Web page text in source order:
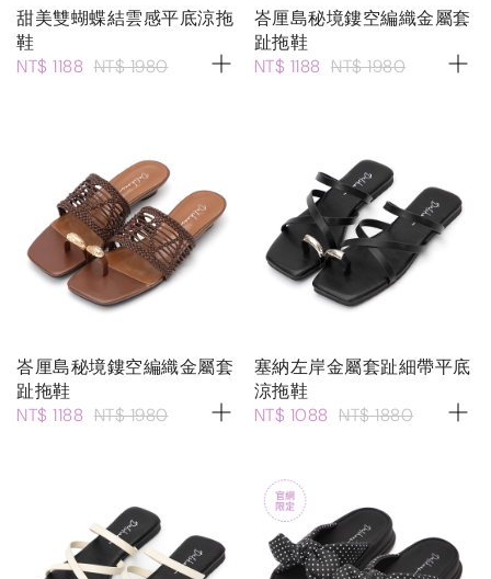
甜美雙蝴蝶結雲感平底涼拖
鞋
NT$ 1188 NT$ 1980
峇厘島秘境鏤空編織金屬套
趾拖鞋
NT$ 1188 NT$ 1980
峇厘島秘境鏤空編織金屬套
趾拖鞋
NT$ 1188 NT$ 1980
塞納左岸金屬套趾細帶平底
涼拖鞋
NT$ 1088 NT$ 1880